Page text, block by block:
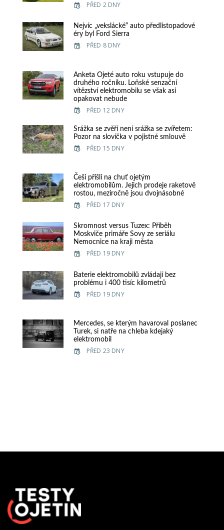
PŘED 2 DNY
Nejvíc „vekslácké“ auto předlistopadové
éry byl Ford Sierra
PŘED 8 DNY
Anketa Ojeté auto roku vstupuje do
druhého ročníku. Loňské senzační
vítězství elektromobilu se však asi
opakovat nebude
PŘED 12 DNY
Srážka se zvěří není srážka se zvířetem:
Pozor na slovíčka v pojistné smlouvě
PŘED 15 DNY
Češi přišli na chuť ojetým
elektromobilům. Jejich prodeje raketově
rostou, meziročně jsou dvojnásobné
PŘED 17 DNY
Skromnost versus Tuzex: Příběh
Moskviče primáře Sovy ze seriálu
Nemocnice na kraji města
PŘED 19 DNY
Baterie elektromobilů zvládají bez
problému i 400 tisíc kilometrů
PŘED 19 DNY
Mercedes, se kterým havaroval poslanec
Turek, si natře na chleba kdejaký
elektromobil
PŘED 23 DNY